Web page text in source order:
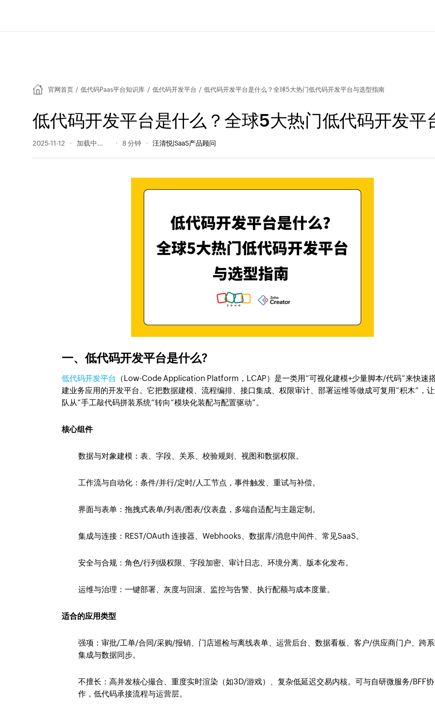
官网首页 / 低代码Paas平台知识库 / 低代码开发平台 / 低代码开发平台是什么？全球5大热门低代码开发平台与选型指南
低代码开发平台是什么？全球5大热门低代码开发平
2025-11-12 790 阅读量 8 分钟 汪清悦|SaaS产品顾问
一、低代码开发平台是什么?
低代码开发平台
（Low-Code Application Platform，LCAP）是一类用“可视化建模+少量脚本/代码”来快速
建业务应用的开发平台。它把数据建模、流程编排、接口集成、权限审计、部署运维等做成可复用“积木”，
队从“手工敲代码拼装系统”转向“模块化装配与配置驱动”。
核心组件
数据与对象建模：表、字段、关系、校验规则、视图和数据权限。
工作流与自动化：条件/并行/定时/人工节点，事件触发、重试与补偿。
界面与表单：拖拽式表单/列表/图表/仪表盘，多端自适配与主题定制。
集成与连接：REST/OAuth 连接器、Webhooks、数据库/消息中间件、常见SaaS。
安全与合规：角色/行列级权限、字段加密、审计日志、环境分离、版本化发布。
运维与治理：一键部署、灰度与回滚、监控与告警、执行配额与成本度量。
适合的应用类型
强项：审批/工单/合同/采购/报销、门店巡检与离线表单、运营后台、数据看板、客户/供应商门户、跨
集成与数据同步。
不擅长：高并发核心撮合、重度实时渲染（如3D/游戏）、复杂低延迟交易内核。可与自研微服务/BFF协
作，低代码承接流程与运营层。